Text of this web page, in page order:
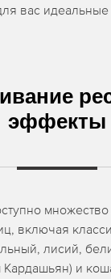
вас идеальные
эффекты
включая
лисий,
и